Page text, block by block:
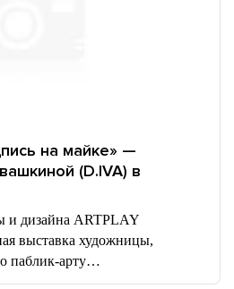
на майке» —
(D.IVA) в
и дизайна ARTPLAY
выставка художницы,
паблик-арту…